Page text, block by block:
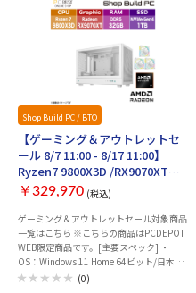
Late 2024 筐体：液晶一体 CPU種類：
Apple M4チップ コア数：10コア メモリ容
リ ビデオチップ：Apple M4チップ 10コア
GPU 16コアNeural Engine 画面サイズ：
24 インチ 解像度：4480x2520 ワイド画
面：○ ストレージ容量：SSD：512GB
Shop Build PC / BTO
【ゲーミング＆アウトレットセ
ール 8/7 11:00 - 8/17 11:00】
Ryzen7 9800X3D /RX9070XT
/RAM:32GB /SSD:1TB
[ShopBuildPC BTO SBXR-
R78X3W]
￥329,970 (税込)
ゲーミング＆アウトレットセール対象商品
一覧はこちら ※こちらの商品はPCDEPOT
WEB限定商品です。[主要スペック] ・
OS：Windows 11 Home 64ビット/日本語
版[🔧] ・CPU：AMD Ryzen 7 9800X3D
(0)